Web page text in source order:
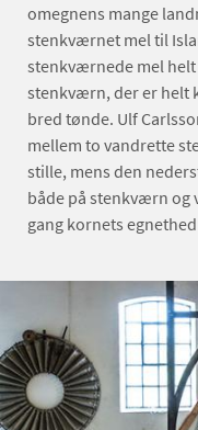
omegnens mange
stenkværnet mel til
stenkværnede mel helt
stenkværn, der er helt
bred tønde. Ulf
mellem to vandrette
stille, mens den
både på stenkværn og
gang kornets